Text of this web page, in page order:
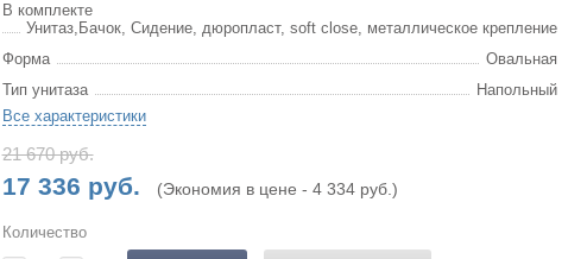
В комплекте
Унитаз,Бачок, Сидение, дюропласт, soft close, металлическое крепление
Форма
Овальная
Тип унитаза
Напольный
Все характеристики
21 670 руб.
17 336 руб. (Экономия в цене - 4 334 руб.)
Количество